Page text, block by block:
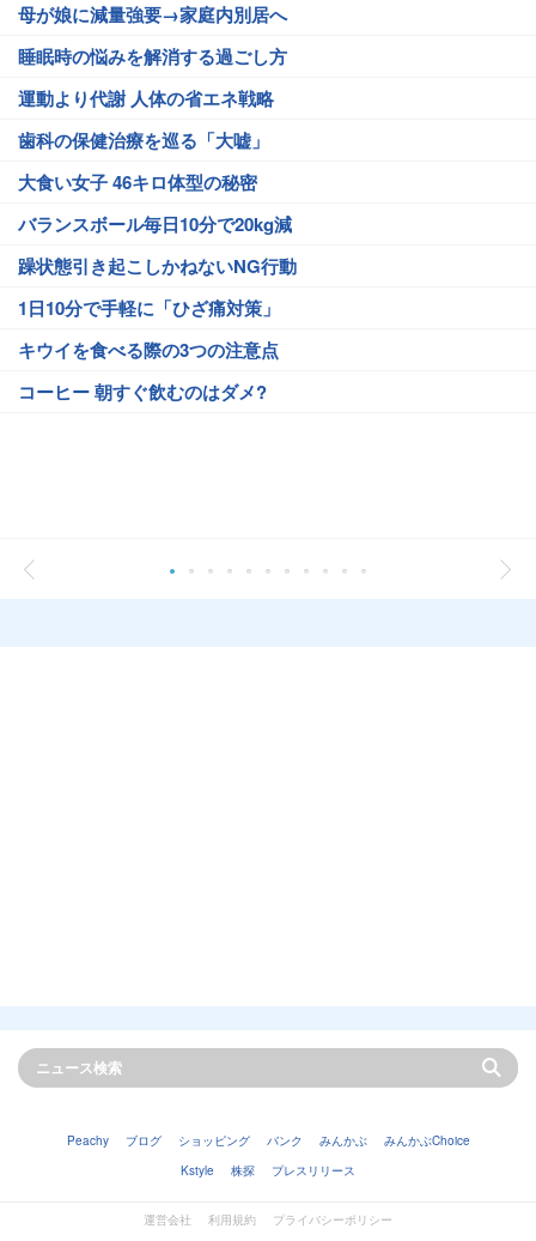
母が娘に減量強要→家庭内別居へ
睡眠時の悩みを解消する過ごし方
運動より代謝 人体の省エネ戦略
歯科の保健治療を巡る「大嘘」
大食い女子 46キロ体型の秘密
バランスボール毎日10分で20kg減
躁状態引き起こしかねないNG行動
1日10分で手軽に「ひざ痛対策」
キウイを食べる際の3つの注意点
コーヒー 朝すぐ飲むのはダメ?
Peachy ブログ ショッピング バンク みんかぶ
みんかぶChoice
Kstyle
株探 プレスリリース
運営会社 利用規約 プライバシーポリシー